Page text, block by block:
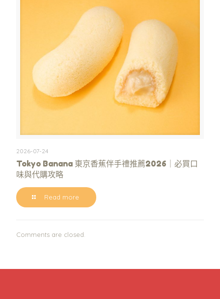
2026-07-24
Tokyo Banana 東京香蕉伴手禮推薦2026｜必買口
味與代購攻略
Read more
Comments are closed.